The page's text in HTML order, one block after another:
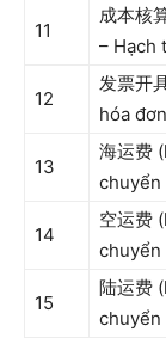
11
成本核
– Hạch
12
发票开
hóa đơn
13
海运费
chuyển
14
空运费
chuyển
15
陆运费
chuyển